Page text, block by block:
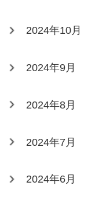
2024年10月
2024年9月
2024年8月
2024年7月
2024年6月